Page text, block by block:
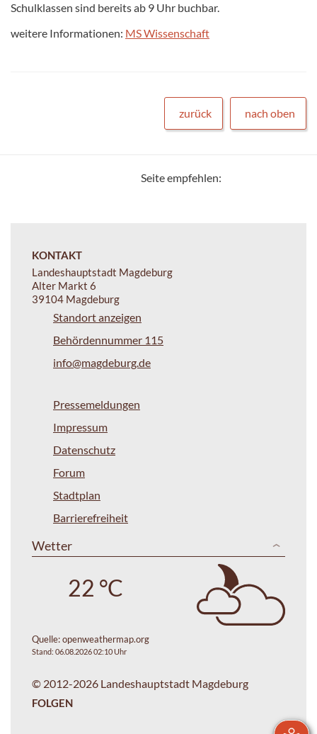
Schulklassen sind bereits ab 9 Uhr buchbar.
weitere Informationen: MS Wissenschaft
zurück nach oben
Seite empfehlen:
KONTAKT
Landeshauptstadt Magdeburg
Alter Markt 6
39104 Magdeburg
Standort anzeigen
Behördennummer 115
info@magdeburg.de
Pressemeldungen
Impressum
Datenschutz
Forum
Stadtplan
Barrierefreiheit
Wetter
22 °C
Quelle:openweathermap.org
Stand: 06.08.2026 02:10 Uhr
© 2012-2026 Landeshauptstadt Magdeburg
FOLGEN